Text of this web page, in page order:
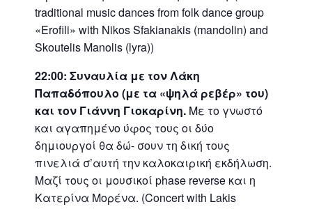
traditional music dances from folk dance group
«Erofili» with Nikos Sfakianakis (mandolin) and
Skoutelis Manolis (lyra))
22:00: Συναυλία με τον Λάκη
Παπαδόπουλο (με τα «ψηλά ρεβέρ» του)
και τον Γιάννη Γιοκαρίνη. Με το γνωστό
και αγαπημένο ύφος τους οι δύο
δημιουργοί θα δώ- σουν τη δική τους
πινελιά σ’αυτή την καλοκαιρική εκδήλωση.
Μαζί τους οι μουσικοί phase reverse και η
Κατερίνα Μορένα. (Concert with Lakis